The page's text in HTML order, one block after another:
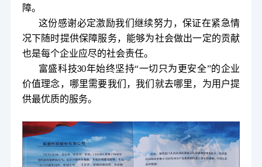
障。
这份感谢必定激励我们继续努力，保证在紧急情
况下随时提供保障服务，能够为社会做出一定的贡献
也是每个企业应尽的社会责任。
富盛科技30年始终坚持“一切只为更安全”的企业
价值理念，哪里需要我们，我们就去哪里，为用户提
供最优质的服务。